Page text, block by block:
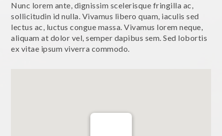
Nunc lorem ante, dignissim scelerisque fringilla ac,
sollicitudin id nulla. Vivamus libero quam, iaculis sed
lectus ac, luctus congue massa. Vivamus lorem neque,
aliquam at dolor vel, semper dapibus sem. Sed lobortis
ex vitae ipsum viverra commodo.